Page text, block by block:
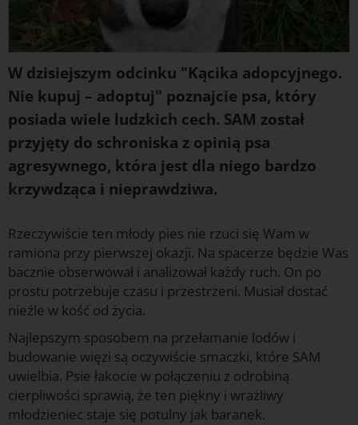
W dzisiejszym odcinku "Kącika adopcyjnego.
Nie kupuj – adoptuj" poznajcie psa, który
posiada wiele ludzkich cech. SAM został
przyjęty do schroniska z opinią psa
agresywnego, która jest dla niego bardzo
krzywdząca i nieprawdziwa.
Rzeczywiście ten młody pies nie rzuci się Wam w
ramiona przy pierwszej okazji. Na spacerze będzie Was
bacznie obserwował i analizował każdy ruch. On po
prostu potrzebuje czasu i przestrzeni. Musiał dostać
nieźle w kość od życia.
Najlepszym sposobem na przełamanie lodów i
budowanie więzi są oczywiście smaczki, które SAM
uwielbia. Psie łakocie w połączeniu z odrobiną
cierpliwości sprawią, że ten piękny i wrażliwy
młodzieniec staje się potulny jak baranek.